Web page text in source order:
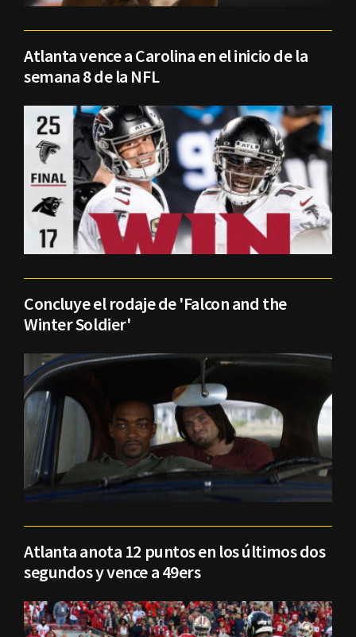
Atlanta vence a Carolina en el inicio de la
semana 8 de la NFL
Concluye el rodaje de 'Falcon and the
Winter Soldier'
Atlanta anota 12 puntos en los últimos dos
segundos y vence a 49ers